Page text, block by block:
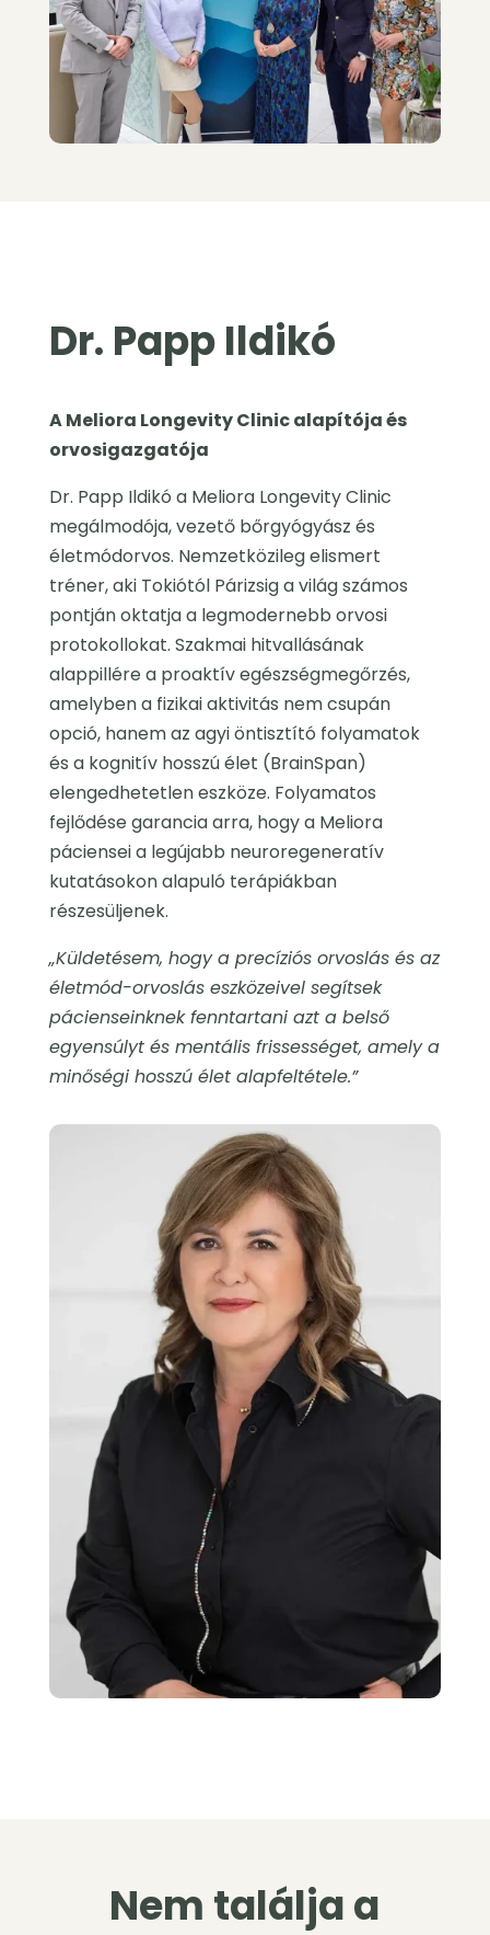
Dr. Papp Ildikó
A Meliora Longevity Clinic alapítója és
orvosigazgatója
Dr. Papp Ildikó a Meliora Longevity Clinic
megálmodója, vezető bőrgyógyász és
életmódorvos. Nemzetközileg elismert
tréner, aki Tokiótól Párizsig a világ számos
pontján oktatja a legmodernebb orvosi
protokollokat. Szakmai hitvallásának
alappillére a proaktív egészségmegőrzés,
amelyben a fizikai aktivitás nem csupán
opció, hanem az agyi öntisztító folyamatok
és a kognitív hosszú élet (BrainSpan)
elengedhetetlen eszköze. Folyamatos
fejlődése garancia arra, hogy a Meliora
páciensei a legújabb neuroregeneratív
kutatásokon alapuló terápiákban
részesüljenek.
„Küldetésem, hogy a precíziós orvoslás és az
életmód-orvoslás eszközeivel segítsek
pácienseinknek fenntartani azt a belső
egyensúlyt és mentális frissességet, amely a
minőségi hosszú élet alapfeltétele.”
Nem találja a